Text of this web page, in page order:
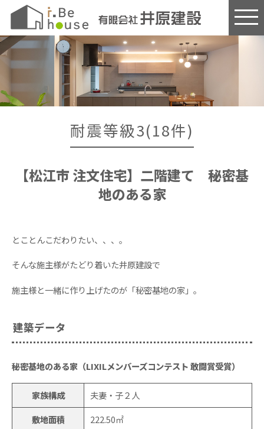
このページの本文へ
耐震等級3(18件)
【松江市 注文住宅】二階建て 秘密基
地のある家
とことんこだわりたい、、、。
そんな施主様がたどり着いた井原建設で
施主様と一緒に作り上げたのが「秘密基地の家」。
建築データ
秘密基地のある家（LIXILメンバーズコンテスト 敢闘賞受賞）
家族構成
夫妻・子２人
敷地面積
222.50㎡